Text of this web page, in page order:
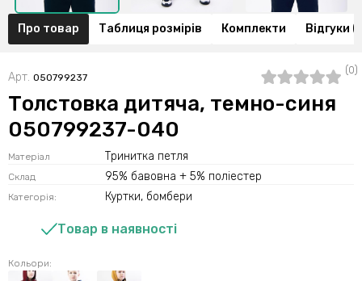
Про товар Таблиця розмірів Комплекти Відгуки
Арт. 050799237
(0)
Толстовка дитяча, темно-синя
050799237-040
Матеріал Тринитка петля
Склад 95% бавовна + 5% поліестер
Категорія: Куртки, бомбери
Товар в наявності
Кольори: